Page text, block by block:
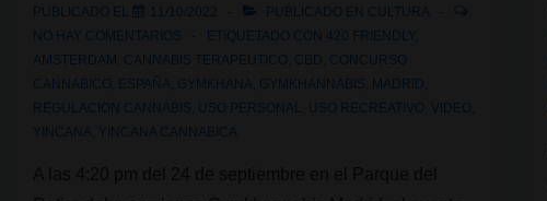
PUBLICADO EL 11/10/2022 PUBLICADO EN CULTURA
NO HAY COMENTARIOS
ETIQUETADO CON 420 FRIENDLY
AMSTERDAM
CANNABIS TERAPEUTICO CBD CONCURSO
CANNABICO
ESPAÑA GYMKHANA GYMKHANNABIS MADRID
REGULACION CANNABIS USO PERSONAL USO RECREATIVO VIDEO
YINCANA
YINCANA CANNABICA